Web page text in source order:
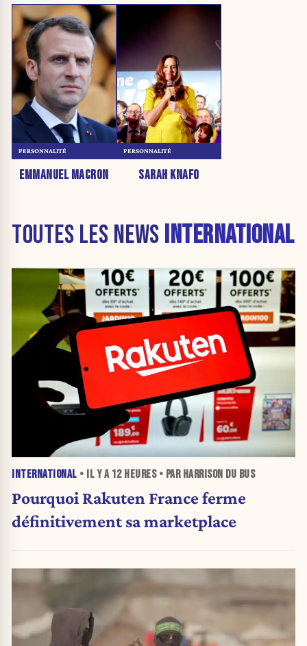
EMMANUEL MACRON
PERSONNALITÉ
SARAH KNAFO
PERSONNALITÉ
TOUTES LES NEWS INTERNATIONAL
INTERNATIONAL • IL Y A 12 HEURES• PAR HARRISON DU BUS
Pourquoi Rakuten France ferme
définitivement sa marketplace